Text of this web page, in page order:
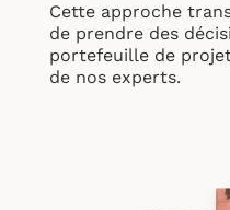
Cette approche
de prendre des
portefeuille de
de nos experts.